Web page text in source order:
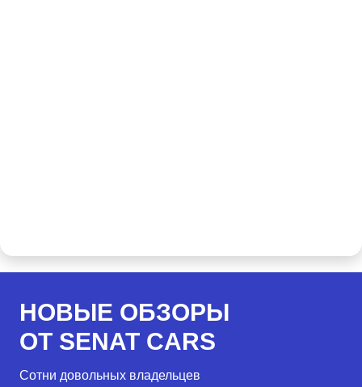
НОВЫЕ ОБЗОРЫ
ОТ SENAT CARS
Сотни довольных владельцев